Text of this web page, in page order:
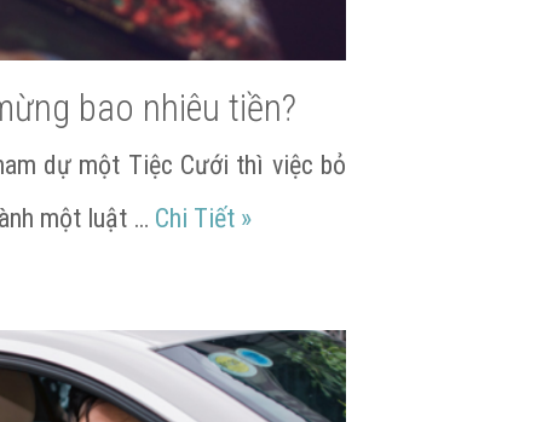
phù hợp?
bao nhiêu tiền?
dự một Tiệc Cưới thì việc bỏ
một luật … Chi Tiết Đi Đám Cưới nên mừng bao
»